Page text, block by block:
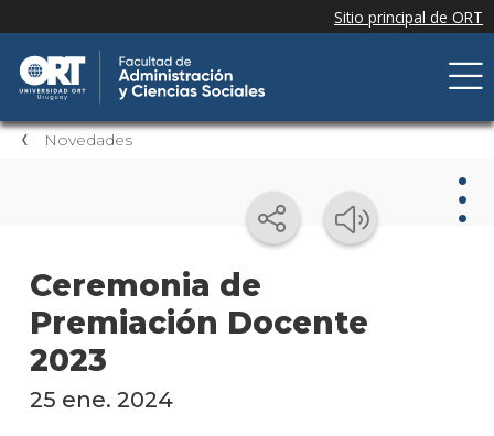
Novedades
Ceremonia de
Premiación Docente
2023
25 ene. 2024